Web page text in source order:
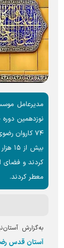
مدیرعامل
نوزدهمین
۷۴ کاروان
کردند و فضای
معطر کردند.
به‌گزارش
آستان قدس